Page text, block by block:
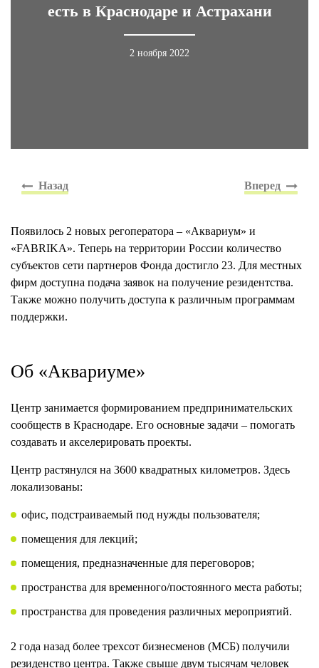
есть в Краснодаре и Астрахани
2 ноября 2022
Появилось 2 новых регоператора – «Аквариум» и
«FABRIKA». Теперь на территории России количество
субъектов сети партнеров Фонда достигло 23. Для местных
фирм доступна подача заявок на получение резидентства.
Также можно получить доступа к различным программам
поддержки.
Об «Аквариуме»
Центр занимается формированием предпринимательских
сообществ в Краснодаре. Его основные задачи – помогать
создавать и акселерировать проекты.
Центр растянулся на 3600 квадратных километров. Здесь
локализованы:
офис, подстраиваемый под нужды пользователя;
помещения для лекций;
помещения, предназначенные для переговоров;
пространства для временного/постоянного места работы;
пространства для проведения различных мероприятий.
2 года назад более трехсот бизнесменов (МСБ) получили
резиденство центра. Также свыше двум тысячам человек